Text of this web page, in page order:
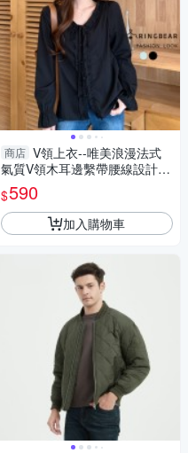
商店 V領上衣--唯美浪漫法式
氣質V領木耳邊繫帶腰線設計長
袖襯衫(黑.藍M-3L)-I195眼圈熊
中大尺碼
$590
加入購物車